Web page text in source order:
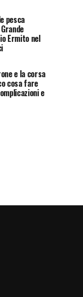
pesca
Ermito nel
e la corsa
cosa fare
e